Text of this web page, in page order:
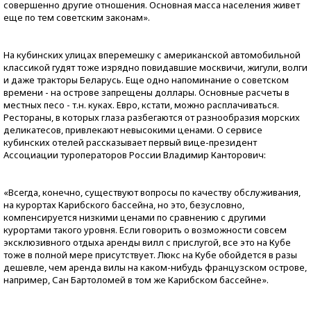
совершенно другие отношения. Основная масса населения живет
еще по тем советским законам».
На кубинских улицах вперемешку с американской автомобильной
классикой гудят тоже изрядно повидавшие москвичи, жигули, волги
и даже тракторы Беларусь. Еще одно напоминание о советском
времени - на острове запрещены доллары. Основные расчеты в
местных песо - т.н. куках. Евро, кстати, можно расплачиваться.
Рестораны, в которых глаза разбегаются от разнообразия морских
деликатесов, привлекают невысокими ценами. О сервисе
кубинских отелей рассказывает первый вице-президент
Ассоциации туроператоров России Владимир Канторович:
«Всегда, конечно, существуют вопросы по качеству обслуживания,
на курортах Карибского бассейна, но это, безусловно,
компенсируется низкими ценами по сравнению с другими
курортами такого уровня. Если говорить о возможности совсем
эксклюзивного отдыха аренды вилл с прислугой, все это на Кубе
тоже в полной мере присутствует. Люкс на Кубе обойдется в разы
дешевле, чем аренда вилы на каком-нибудь французском острове,
например, Сан Бартоломей в том же Карибском бассейне».